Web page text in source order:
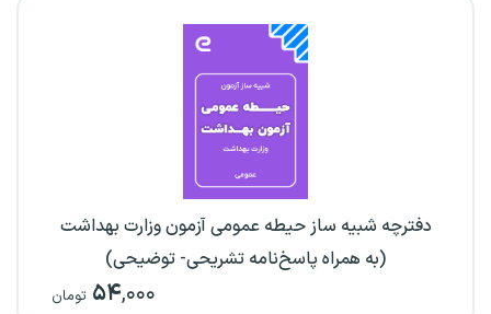
دفترچه شبیه ساز حیطه عمومی آزمون وزارت بهداشت
(به همراه پاسخ‌نامه تشریحی- توضیحی)
۵۴,۰۰۰ تومان